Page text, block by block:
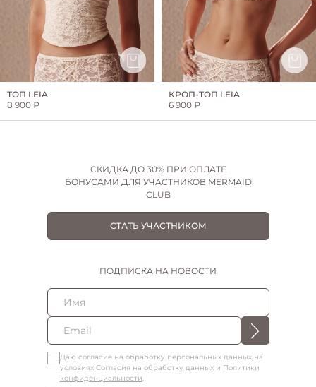
ТОП LEIA
8 900 ₽
КРОП-ТОП LEIA
6 900 ₽
СКИДКА ДО 30% ПРИ ОПЛАТЕ
БОНУСАМИ ДЛЯ УЧАСТНИКОВ MERMAID
CLUB
СТАТЬ УЧАСТНИКОМ
ПОДПИСКА НА НОВОСТИ
Даю согласие на обработку персональных данных на
условиях Согласия на обработку данныхи Политики
конфиденциальности